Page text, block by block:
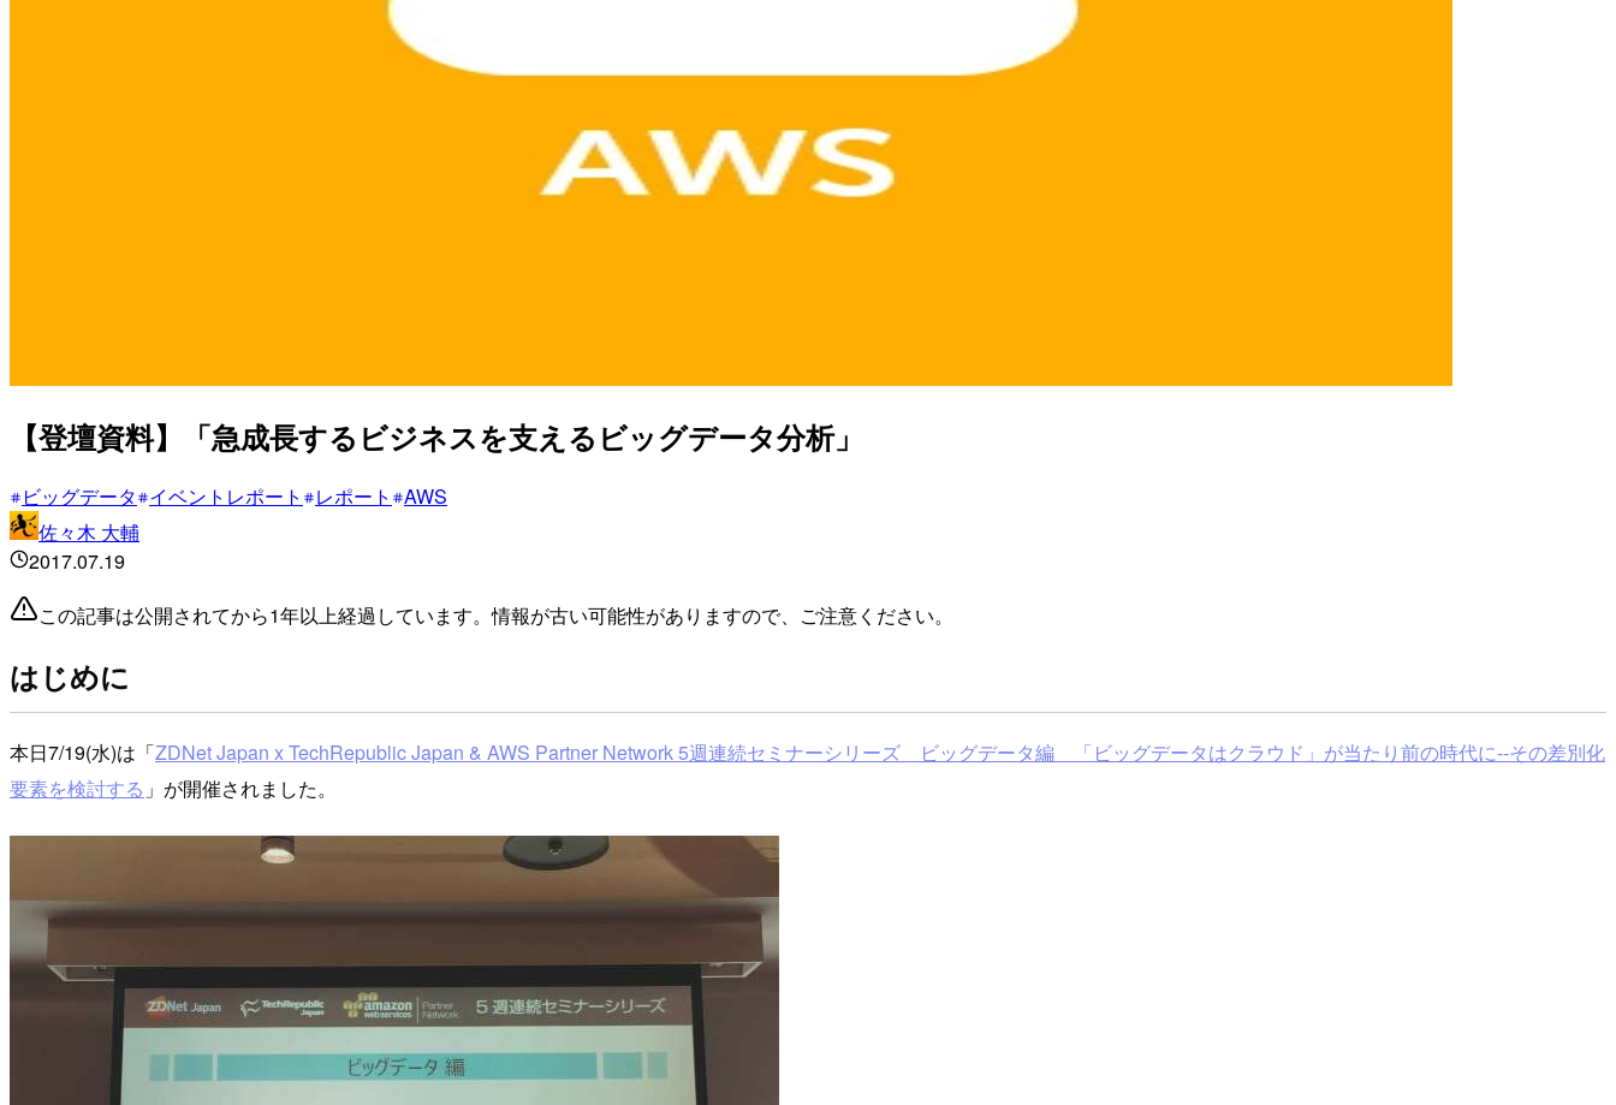
【登壇資料】「急成長するビジネスを支えるビッグデータ分析」
ビッグデータ イベントレポート レポート
AWS
佐々木 大輔
2017.07.19
この記事は公開されてから1年以上経過しています。情報が古い可能性がありますので、ご注意ください。
はじめに
本日7/19(水)は「ZDNet Japan x TechRepublic Japan & AWS Partner Network 5週連続セミナーシリーズ ビッグデータ編 「ビッグデータはクラウド」が当たり前の時代に--その差別化
要素を検討する 」が開催されました。